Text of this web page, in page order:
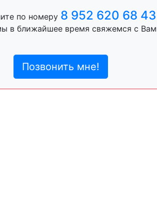
по номеру 8 952 620 68 43
в ближайшее время свяжемся с
Позвонить мне!